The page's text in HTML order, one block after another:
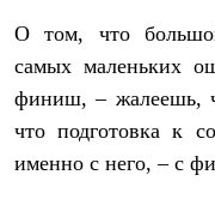
Толстовки
Брюки
Софтшелл одежда
Куртки
Флисовая одежда
О том, что
самых маленьких
финиш, – жалеешь,
что подготовка к
именно с него, – с